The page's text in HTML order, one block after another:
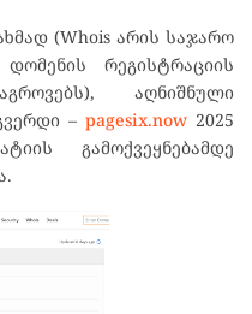
(Whois არის საჯარო
რეგისტრაციის
აღნიშნული
– pagesix.now 2025
გამოქვეყნებამდე